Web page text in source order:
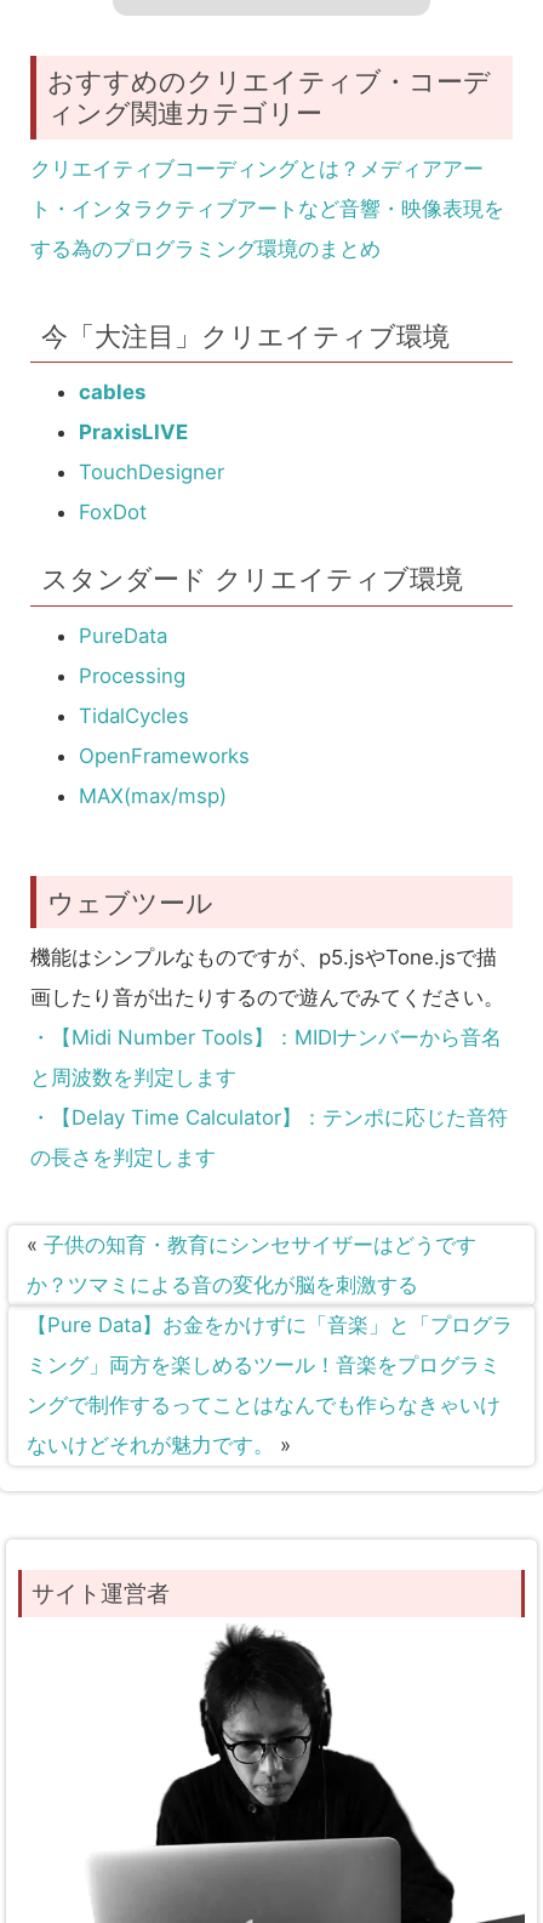
おすすめのクリエイティブ・コーデ
ィング関連カテゴリー
クリエイティブコーディングとは？メディアアー
ト・インタラクティブアートなど音響・映像表現を
する為のプログラミング環境のまとめ
今「大注目」クリエイティブ環境
cables
PraxisLIVE
TouchDesigner
FoxDot
スタンダード クリエイティブ環境
PureData
Processing
TidalCycles
OpenFrameworks
MAX(max/msp)
ウェブツール
機能はシンプルなものですが、p5.jsやTone.jsで描
画したり音が出たりするので遊んでみてください。
・【Midi Number Tools】：MIDIナンバーから音名
と周波数を判定します
・【Delay Time Calculator】：テンポに応じた音符
の長さを判定します
« 子供の知育・教育にシンセサイザーはどうです
か？ツマミによる音の変化が脳を刺激する
【Pure Data】お金をかけずに「音楽」と「プログラ
ミング」両方を楽しめるツール！音楽をプログラミ
ングで制作するってことはなんでも作らなきゃいけ
ないけどそれが魅力です。
»
サイト運営者